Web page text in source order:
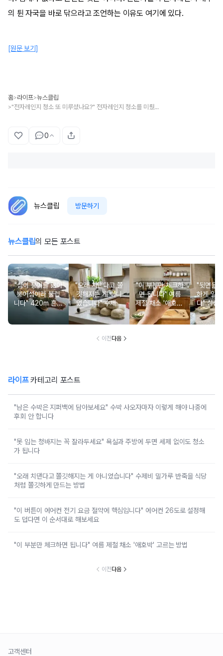
의 튄 자국을 바로 닦으라고 조언하는 이유도 여기에 있다.
[원문 보기]
홈>라이프>뉴스클립
> "전자레인지 청소 또 미루셨나요?" 전자레인지 청소를 미뤘을 때 냄새보다 '이 문제' 크다
0
뉴스클립 방문하기
뉴스클립의 모든 포스트
"섬이 붕어를 닮아
붕어섬이라 불립
니다" 420m 흔들
다리를 반드시 건
"오래 치댄다고 쫄
깃해지는 게 아니
었습니다" 수제비
밀가루 반죽을 식
당처럼 쫄깃하게
"이 부분만 체크하
면 됩니다" 여름
제철 채소 '애호박'
고르는 방법
"뒷면을
하게 알
다" 싱싱
한눈에
림 노
이전다음
라이프카테고리 포스트
"남은 수박은 지퍼백에 담아보세요" 수박 사오자마자 이렇게 해야 나중에
후회 안 합니다
"못 입는 청바지는 꼭 잘라두세요" 욕실과 주방에 두면 세제 없이도 청소
가 됩니다
"오래 치댄다고 쫄깃해지는 게 아니었습니다" 수제비 밀가루 반죽을 식당
처럼 쫄깃하게 만드는 방법
"이 버튼이 에어컨 전기 요금 절약에 핵심입니다" 에어컨 26도로 설정해
도 덥다면 이 순서대로 해보세요
"이 부분만 체크하면 됩니다" 여름 제철 채소 '애호박' 고르는 방법
이전다음
고객센터